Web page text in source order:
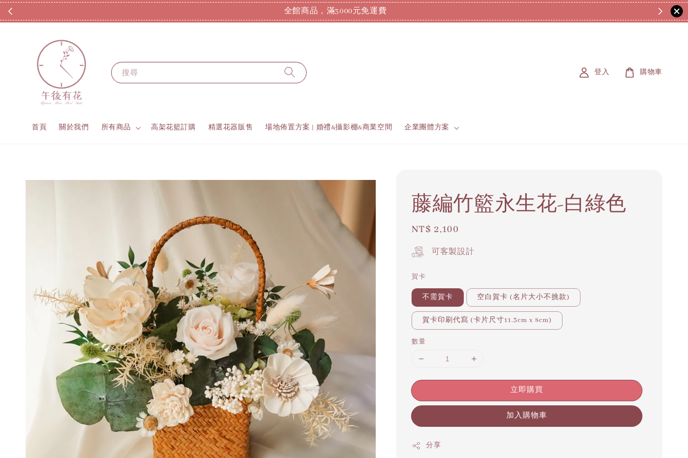
全館商品，滿3000元免運費
搜尋
首頁 關於我們 所有商品 高架花籃訂購 精選花器販售 場地佈置方案 | 婚禮&攝影棚&商業空間 企業團體方案
登入 購物車
藤編竹籃永生花-白綠色
Regular
price
NT$ 2,100
可客製設計
賀卡
不需賀卡 空白賀卡 (名片大小不挑款)
賀卡印刷代寫 (卡片尺寸11.3cm x 8cm)
數量
立即購買
加入購物車
分享